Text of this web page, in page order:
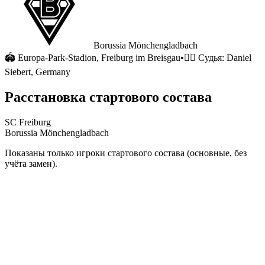
Borussia Mönchengladbach
🏟 Europa-Park-Stadion, Freiburg im Breisgau•🧑‍⚖️ Судья: Daniel
Siebert, Germany
Расстановка стартового состава
SC Freiburg
Borussia Mönchengladbach
Показаны только игроки стартового состава (основные, без
учёта замен).